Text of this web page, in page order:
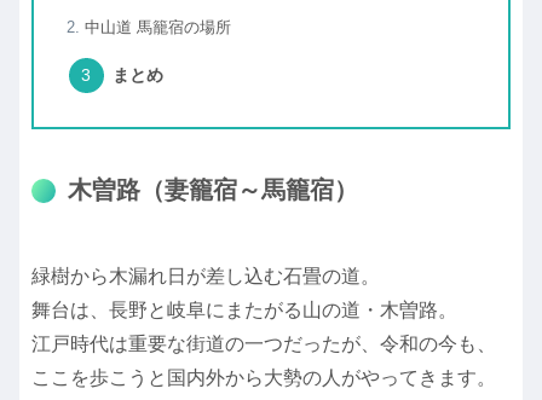
中山道 馬籠宿の場所
まとめ
木曽路（妻籠宿～馬籠宿）
緑樹から木漏れ日が差し込む石畳の道。
舞台は、長野と岐阜にまたがる山の道・木曽路。
江戸時代は重要な街道の一つだったが、令和の今も、
ここを歩こうと国内外から大勢の人がやってきます。